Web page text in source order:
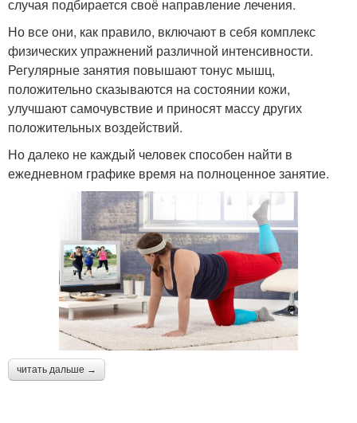
случая подбирается своё направление лечения.
Но все они, как правило, включают в себя комплекс
физических упражнений различной интенсивности.
Регулярные занятия повышают тонус мышц,
положительно сказываются на состоянии кожи,
улучшают самочувствие и приносят массу других
положительных воздействий.
Но далеко не каждый человек способен найти в
ежедневном графике время на полноценное занятие.
читать дальше →